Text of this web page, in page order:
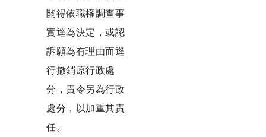
關得依職權調查事
實逕為決定，或認
訴願為有理由而逕
行撤銷原行政處
分，責令另為行政
處分，以加重其責
任。